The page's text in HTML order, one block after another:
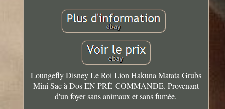
Loungefly Disney Le Roi Lion Hakuna Matata Grubs
Mini Sac à Dos EN PRÉ-COMMANDE. Provenant
d'un foyer sans animaux et sans fumée.